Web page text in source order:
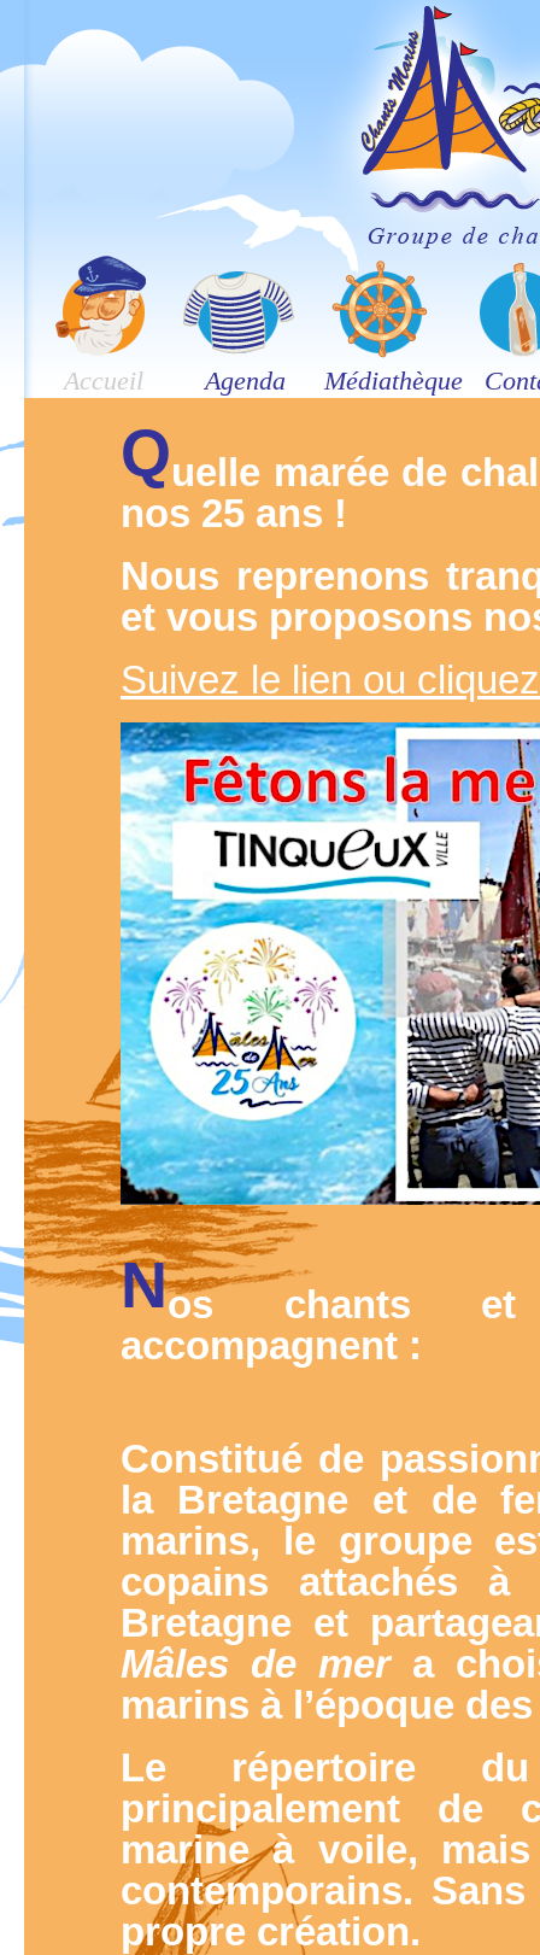
Accueil Agenda Médiathèque
Quelle marée de
nos 25 ans !
Nous reprenons
et vous proposons
Suivez le lien ou
Nos chants et
accompagnent :
Constitué de
la Bretagne et de
marins, le groupe
copains attachés
Bretagne et
Mâles de mera
marins à l’époque
Le répertoire
principalement de
marine à voile,
contemporains.
propre création.